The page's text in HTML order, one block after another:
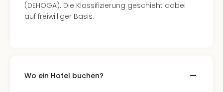
(DEHOGA). Die Klassifizierung geschieht dabei
auf freiwilliger Basis.
Wo ein Hotel buchen?